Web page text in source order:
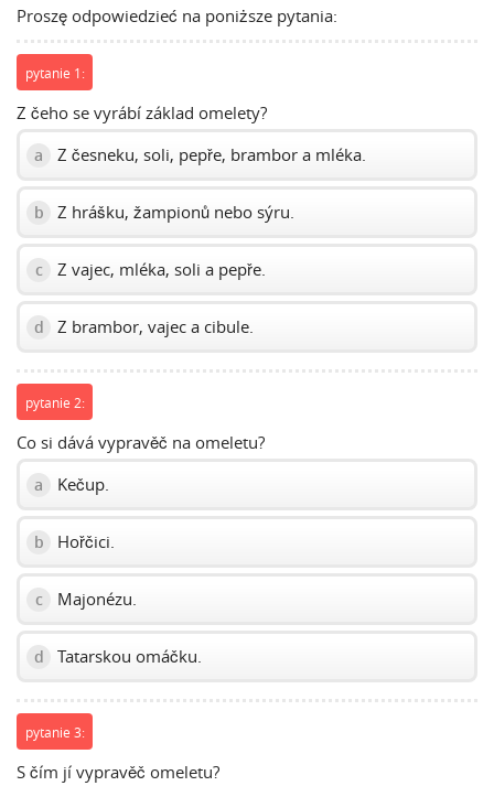
volume
Proszę odpowiedzieć na poniższe pytania:
pytanie 1:
Z čeho se vyrábí základ omelety?
a Z česneku, soli, pepře, brambor a mléka.
b Z hrášku, žampionů nebo sýru.
c Z vajec, mléka, soli a pepře.
d Z brambor, vajec a cibule.
pytanie 2:
Co si dává vypravěč na omeletu?
a Kečup.
b Hořčici.
c Majonézu.
d Tatarskou omáčku.
pytanie 3:
S čím jí vypravěč omeletu?